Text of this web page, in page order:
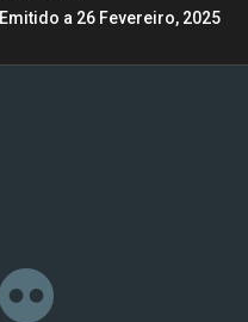
Emitido a 26 Fevereiro, 2025